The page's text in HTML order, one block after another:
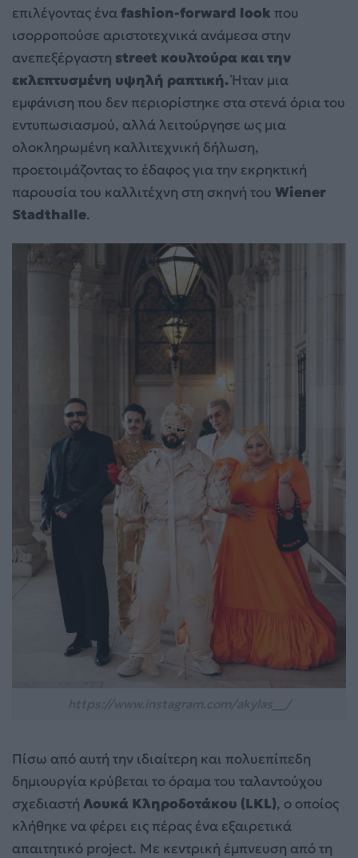
επιλέγοντας έναfashion-forward look που
ισορροπούσε αριστοτεχνικά ανάμεσα στην
ανεπεξέργαστη street κουλτούρα και την
εκλεπτυσμένη υψηλή ραπτική.Ήταν μια
εμφάνιση που δεν περιορίστηκε στα στενά όρια του
εντυπωσιασμού, αλλά λειτούργησε ως μια
ολοκληρωμένη καλλιτεχνική δήλωση,
προετοιμάζοντας το έδαφος για την εκρηκτική
παρουσία του καλλιτέχνη στη σκηνή του Wiener
Stadthalle.
Πίσω από αυτή την ιδιαίτερη και πολυεπίπεδη
δημιουργία κρύβεται το όραμα του ταλαντούχου
σχεδιαστή Λουκά Κληροδοτάκου (LKL), ο οποίος
κλήθηκε να φέρει εις πέρας ένα εξαιρετικά
απαιτητικό project. Με κεντρική έμπνευση από τη